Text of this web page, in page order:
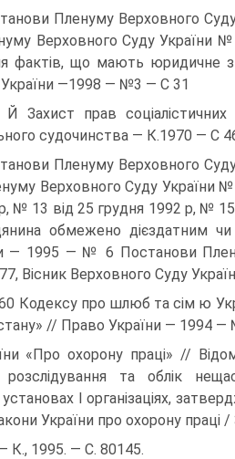
Пленуму Верховного
Верховного Суду України
фактів, що мають
—1998 — №3 — С 31
прав соціалістичних
судочинства — К.1970 — С
Пленуму Верховного
Верховного Суду України
№ 13 від 25 грудня 1992 р, №
обмежено дієздатним
— 1995 — № 6 Постанови
Вісник Верховного Суду
Кодексу про шлюб та сім ю
// Право України — 1994
«Про охорону праці» //
та облік
І організаціях,
України про охорону праці /
К., 1995. — С. 80145.